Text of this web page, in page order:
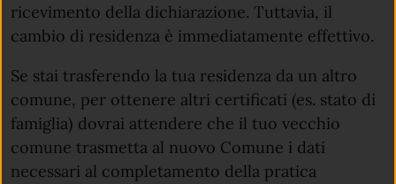
ricevimento della dichiarazione. Tuttavia, il
cambio di residenza è immediatamente effettivo.
Se stai trasferendo la tua residenza da un altro
comune, per ottenere altri certificati (es. stato di
famiglia) dovrai attendere che il tuo vecchio
comune trasmetta al nuovo Comune i dati
necessari al completamento della pratica